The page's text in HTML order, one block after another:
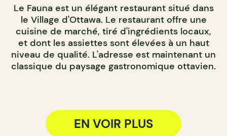
Le Fauna est un élégant restaurant situé dans
le Village d'Ottawa. Le restaurant offre une
cuisine de marché, tiré d'ingrédients locaux,
et dont les assiettes sont élevées à un haut
niveau de qualité. L'adresse est maintenant un
classique du paysage gastronomique ottavien.
EN VOIR PLUS